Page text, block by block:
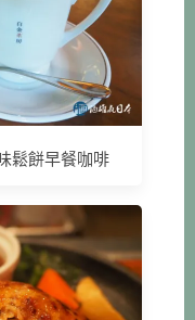
鬆餅早餐咖啡